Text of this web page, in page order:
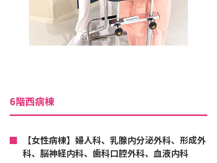
6階西病棟
【女性病棟】婦人科、乳腺内分泌外科、形成外
科、脳神経内科、歯科口腔外科、血液内科